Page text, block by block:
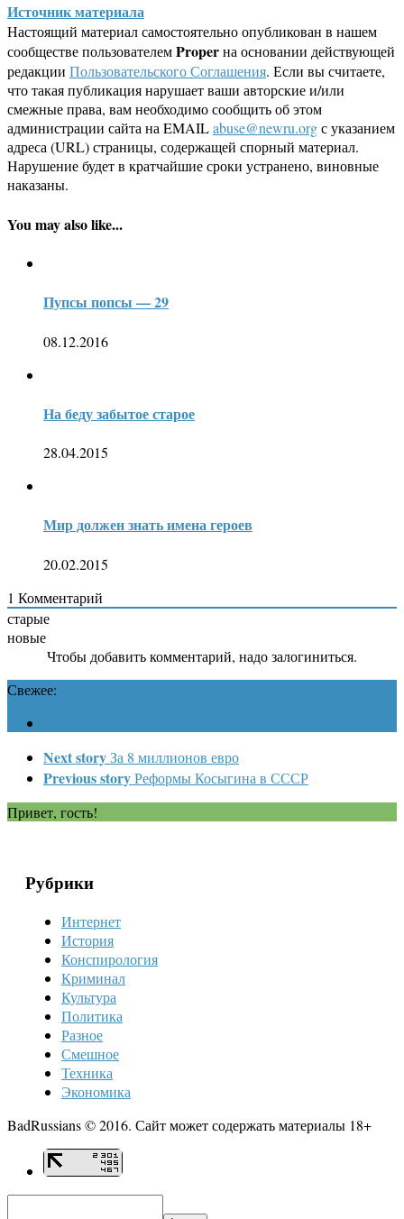
Источник материала
Настоящий материал самостоятельно опубликован в нашем
сообществе пользователемProperна основании действующей
редакции Пользовательского Соглашения. Если вы считаете,
что такая публикация нарушает ваши авторские и/или
смежные права, вам необходимо сообщить об этом
администрации сайта на EMAILabuse@newru.orgс указанием
адреса (URL) страницы, содержащей спорный материал.
Нарушение будет в кратчайшие сроки устранено, виновные
наказаны.
You may also like...
Пупсы попсы — 29
08.12.2016
На беду забытое старое
28.04.2015
Мир должен знать имена героев
20.02.2015
1 Комментарий
старые
новые
Чтобы добавить комментарий, надо залогиниться.
Свежее:
Next storyЗа 8 миллионов евро
Previous storyРеформы Косыгина в СССР
Привет, гость!
Рубрики
Интернет
История
Конспирология
Криминал
Культура
Политика
Разное
Смешное
Техника
Экономика
BadRussians © 2016. Сайт может содержать материалы 18+